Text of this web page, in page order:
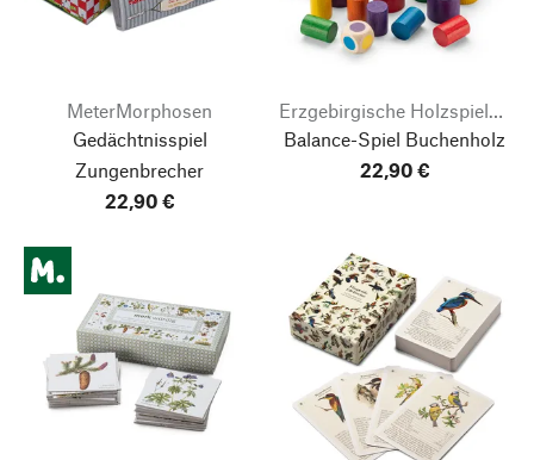
MeterMorphosen
Gedächtnisspiel
Zungenbrecher
22,90 €
Erzgebirgische Holzspielwaren Ebert
Balance-Spiel Buchenholz
22,90 €